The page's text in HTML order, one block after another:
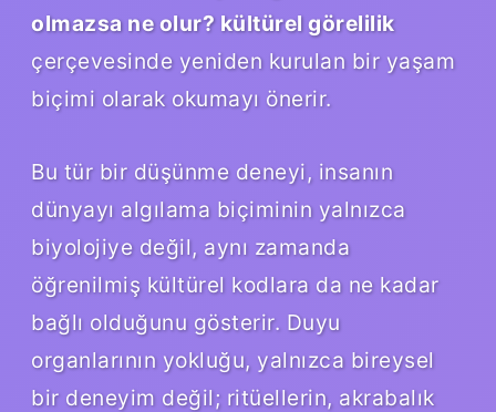
olmazsa ne olur? kültürel görelilik
çerçevesinde yeniden kurulan bir yaşam
biçimi olarak okumayı önerir.
Bu tür bir düşünme deneyi, insanın
dünyayı algılama biçiminin yalnızca
biyolojiye değil, aynı zamanda
öğrenilmiş kültürel kodlara da ne kadar
bağlı olduğunu gösterir. Duyu
organlarının yokluğu, yalnızca bireysel
bir deneyim değil; ritüellerin, akrabalık